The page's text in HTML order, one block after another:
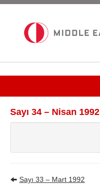
Tüm Bültenler
Sayı 34 – Nisan 1992
Sayı 33 – Mart 1992